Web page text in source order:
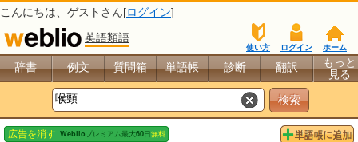
こんにちは、 ゲスト さん[ログイン]
英語類語
ホーム
ログイン
使い方
辞書 例文 質問箱 単語帳 診断 翻訳
もっと
見る